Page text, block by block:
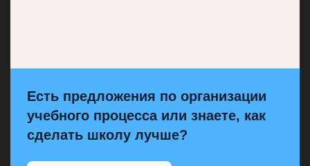
Есть предложения по организации
учебного процесса или знаете, как
сделать школу лучше?